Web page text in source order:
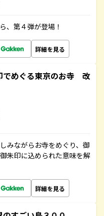
、第４弾が登場！
詳細を見る
めぐる東京のお寺 改
みながらお寺をめぐり、御
朱印に込められた意味を解
詳細を見る